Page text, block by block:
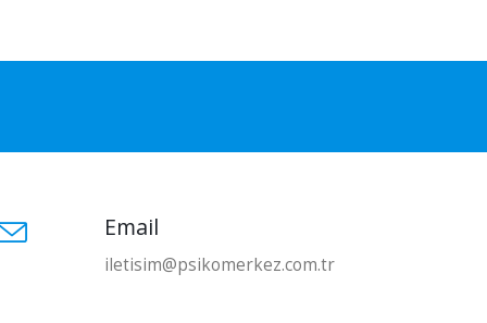
Email
iletisim@psikomerkez.com.tr